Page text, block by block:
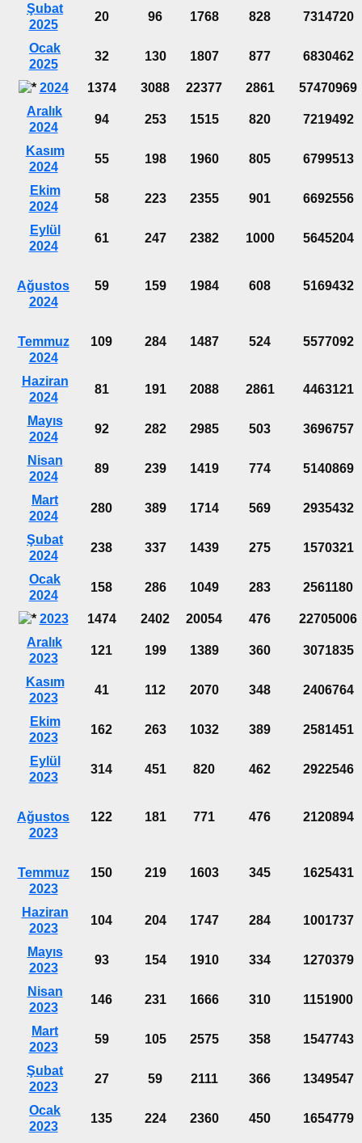
Şubat
2025
20 96 1768 828 7314720
Ocak
2025
32 130 1807 877 6830462
2024 1374 3088 22377 2861
57470969
Aralık
2024
94 253 1515 820 7219492
Kasım
2024
55 198 1960 805 6799513
Ekim
2024
58 223 2355 901 6692556
Eylül
2024
61 247 2382 1000 5645204
Ağustos
2024
59 159 1984 608 5169432
Temmuz
2024
109 284 1487 524 5577092
Haziran
2024
81 191 2088 2861 4463121
Mayıs
2024
92 282 2985 503 3696757
Nisan
2024
89 239 1419 774 5140869
Mart
2024
280 389 1714 569 2935432
Şubat
2024
238 337 1439 275 1570321
Ocak
2024
158 286 1049 283 2561180
2023 1474 2402 20054 476
22705006
Aralık
2023
121 199 1389 360 3071835
Kasım
2023
41 112 2070 348 2406764
Ekim
2023
162 263 1032 389 2581451
Eylül
2023
314 451 820 462 2922546
Ağustos
2023
122 181 771 476 2120894
Temmuz
2023
150 219 1603 345 1625431
Haziran
2023
104 204 1747 284 1001737
Mayıs
2023
93 154 1910 334 1270379
Nisan
2023
146 231 1666 310 1151900
Mart
2023
59 105 2575 358 1547743
Şubat
2023
27 59 2111 366 1349547
Ocak
2023
135 224 2360 450 1654779